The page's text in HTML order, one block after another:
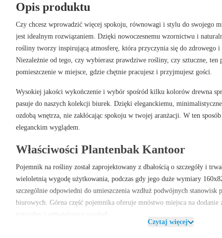
Opis produktu
Czy chcesz wprowadzić więcej spokoju, równowagi i stylu do swojego
jest idealnym rozwiązaniem. Dzięki nowoczesnemu wzornictwu i
rośliny tworzy inspirującą atmosferę, która przyczynia się do zdrowego i
Niezależnie od tego, czy wybierasz prawdziwe rośliny, czy sztuczne,
pomieszczenie w miejsce, gdzie chętnie pracujesz i przyjmujesz gości.
Wysokiej jakości wykończenie i wybór spośród kilku kolorów drewna
pasuje do naszych kolekcji biurek. Dzięki eleganckiemu,
ozdobą wnętrza, nie zakłócając spokoju w twojej aranżacji. W ten
eleganckim wyglądem.
Właściwości Plantenbak Kantoor
Pojemnik na rośliny został zaprojektowany z dbałością o szczegóły i
wieloletnią wygodę użytkowania, podczas gdy jego duże wymiary
szczególnie odpowiedni do umieszczenia wzdłuż podwójnych stanowisk
biurowych. Górna część pojemnika oferuje mnóstwo miejsca na
naturalny i odświeżający wygląd.
Czytaj więcej